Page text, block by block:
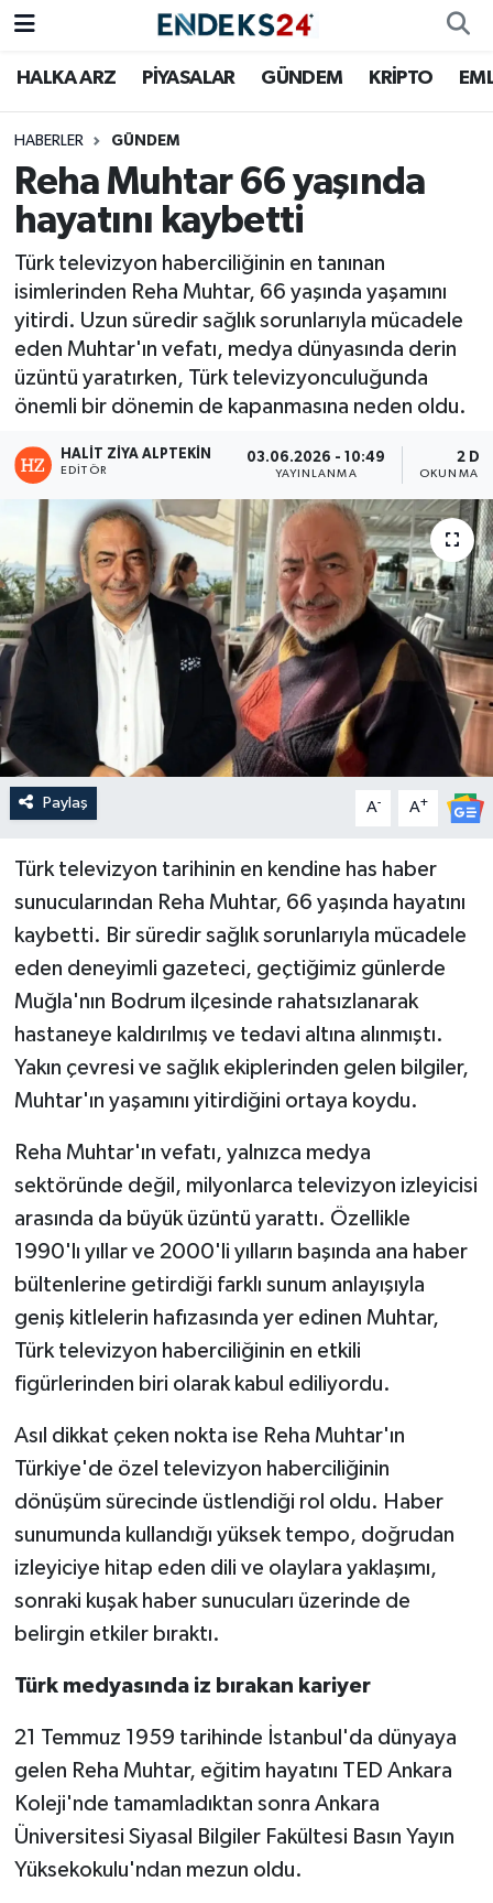
HALKA ARZ PİYASALAR GÜNDEM KRİPTO
HABERLER GÜNDEM
Reha Muhtar 66 yaşında
hayatını kaybetti
Türk televizyon haberciliğinin en tanınan
isimlerinden Reha Muhtar, 66 yaşında yaşamını
yitirdi. Uzun süredir sağlık sorunlarıyla mücadele
eden Muhtar'ın vefatı, medya dünyasında derin
üzüntü yaratırken, Türk televizyonculuğunda
önemli bir dönemin de kapanmasına neden oldu.
HALIT ZIYA ALPTEKIN
EDITÖR
03.06.2026 - 10:49
YAYINLANMA
2 DK
OKUNMA
Paylaş A- A+
Türk televizyon tarihinin en kendine has haber
sunucularından Reha Muhtar, 66 yaşında hayatını
kaybetti. Bir süredir sağlık sorunlarıyla mücadele
eden deneyimli gazeteci, geçtiğimiz günlerde
Muğla'nın Bodrum ilçesinde rahatsızlanarak
hastaneye kaldırılmış ve tedavi altına alınmıştı.
Yakın çevresi ve sağlık ekiplerinden gelen bilgiler,
Muhtar'ın yaşamını yitirdiğini ortaya koydu.
Reha Muhtar'ın vefatı, yalnızca medya
sektöründe değil, milyonlarca televizyon izleyicisi
arasında da büyük üzüntü yarattı. Özellikle
1990'lı yıllar ve 2000'li yılların başında ana haber
bültenlerine getirdiği farklı sunum anlayışıyla
geniş kitlelerin hafızasında yer edinen Muhtar,
Türk televizyon haberciliğinin en etkili
figürlerinden biri olarak kabul ediliyordu.
Asıl dikkat çeken nokta ise Reha Muhtar'ın
Türkiye'de özel televizyon haberciliğinin
dönüşüm sürecinde üstlendiği rol oldu. Haber
sunumunda kullandığı yüksek tempo, doğrudan
izleyiciye hitap eden dili ve olaylara yaklaşımı,
sonraki kuşak haber sunucuları üzerinde de
belirgin etkiler bıraktı.
Türk medyasında iz bırakan kariyer
21 Temmuz 1959 tarihinde İstanbul'da dünyaya
gelen Reha Muhtar, eğitim hayatını TED Ankara
Koleji'nde tamamladıktan sonra Ankara
Üniversitesi Siyasal Bilgiler Fakültesi Basın Yayın
Yüksekokulu'ndan mezun oldu.
EMLAK
ENERJİ
GÜNDEM
HALKA ARZ
KRİPTO
SAVUNMA
Nöbetçi Eczaneler
Hava Durumu
Trafik Durumu
Süper Lig Puan Durumu ve Fikstür
Tüm Manşetler
Son Dakika Haberleri